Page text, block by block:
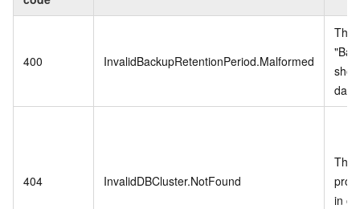
400 InvalidBackupRetentionPeriod.Malformed
The
404 InvalidDBCluster.NotFound
The
in